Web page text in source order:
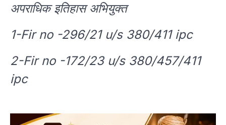
अपराधिक इतिहास अभियुक्त
1-Fir no -296/21 u/s 380/411 ipc
2-Fir no -172/23 u/s 380/457/411
ipc